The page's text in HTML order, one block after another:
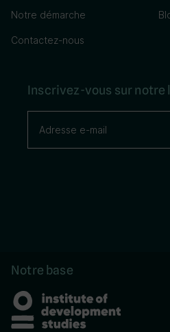
Notre démarche
Contactez-nous
Inscrivez-vous sur
Notre base